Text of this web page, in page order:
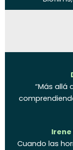
“Más allá
Cuando las